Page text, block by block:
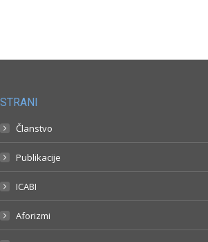
STRANI
Članstvo
Publikacije
ICABI
Aforizmi